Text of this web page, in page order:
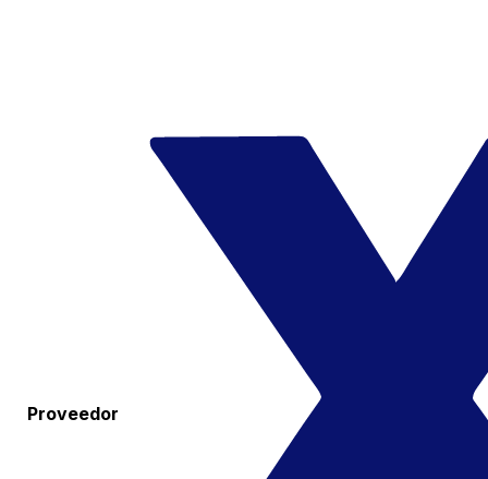
Proveedor